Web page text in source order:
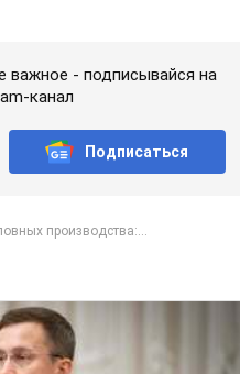
важное - подписывайся на
канал
Подписаться
производства:...